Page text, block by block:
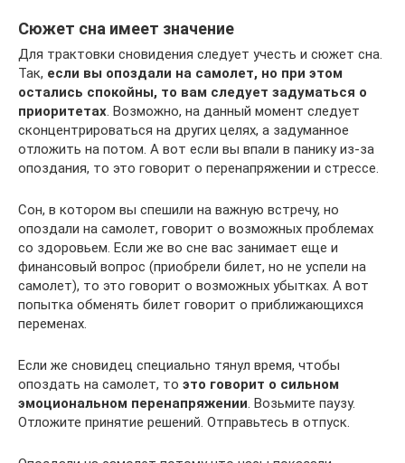
Сюжет сна имеет значение
Для трактовки сновидения следует учесть и сюжет сна.
Так, если вы опоздали на самолет, но при этом
остались спокойны, то вам следует задуматься о
приоритетах . Возможно, на данный момент следует
сконцентрироваться на других целях, а задуманное
отложить на потом. А вот если вы впали в панику из-за
опоздания, то это говорит о перенапряжении и стрессе.
Сон, в котором вы спешили на важную встречу, но
опоздали на самолет, говорит о возможных проблемах
со здоровьем. Если же во сне вас занимает еще и
финансовый вопрос (приобрели билет, но не успели на
самолет), то это говорит о возможных убытках. А вот
попытка обменять билет говорит о приближающихся
переменах.
Если же сновидец специально тянул время, чтобы
опоздать на самолет, то это говорит о сильном
эмоциональном перенапряжении . Возьмите паузу.
Отложите принятие решений. Отправьтесь в отпуск.